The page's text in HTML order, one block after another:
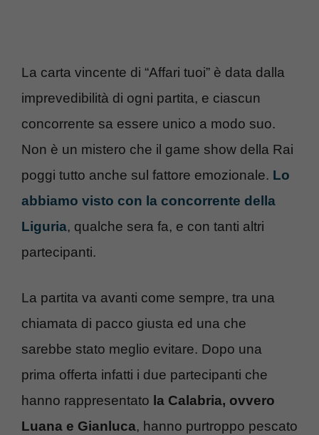
La carta vincente di “Affari tuoi” è data dalla
imprevedibilità di ogni partita, e ciascun
concorrente sa essere unico a modo suo.
Non è un mistero che il game show della Rai
poggi tutto anche sul fattore emozionale. Lo
abbiamo visto con la concorrente della
Liguria, qualche sera fa, e con tanti altri
partecipanti.
La partita va avanti come sempre, tra una
chiamata di pacco giusta ed una che
sarebbe stato meglio evitare. Dopo una
prima offerta infatti i due partecipanti che
hanno rappresentato la Calabria, ovvero
Luana e Gianluca, hanno purtroppo pescato